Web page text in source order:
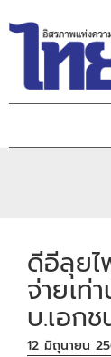
ดีอีลุยไ
จ่ายเท่
บ.เอกช
12 มิถุนายน